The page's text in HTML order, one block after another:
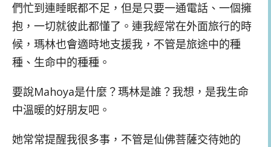
們忙到連睡眠都不足，但是只要一通電話、一個擁
抱，一切就彼此都懂了。連我經常在外面旅行的時
候，瑪林也會適時地支援我，不管是旅途中的種
種、生命中的種種。
要說Mahoya是什麼？瑪林是誰？我想，是我生命
中溫暖的好朋友吧。
她常常提醒我很多事，不管是仙佛菩薩交待她的